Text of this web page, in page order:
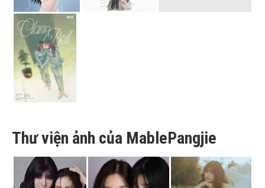
Thư viện ảnh của MablePangjie